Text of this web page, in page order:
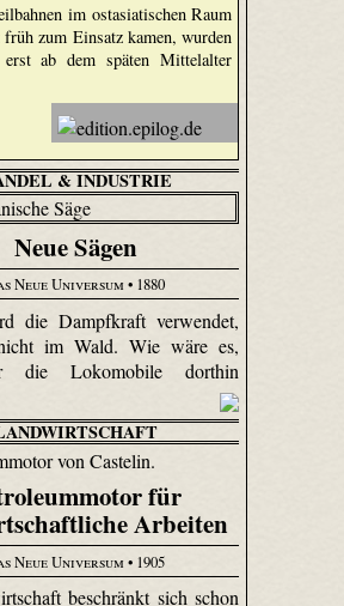
im ostasiatischen Raum
früh zum Einsatz kamen, wurden
ab dem späten Mittelalter
& INDUSTRIE
Neue Sägen
Neue Universum • 1880
die Dampfkraft verwendet,
im Wald. Wie wäre es,
die Lokomobile dorthin
für
Arbeiten
Neue Universum• 1905
beschränkt sich schon